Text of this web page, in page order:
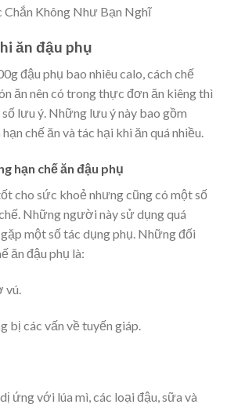
Chắn Không Như Bạn Nghĩ
ăn đậu phụ
đậu phụ bao nhiêu calo, cách chế
ăn nên có trong thực đơn ăn kiêng thì
lưu ý. Những lưu ý này bao gồm
chế ăn và tác hại khi ăn quá nhiều.
hạn chế ăn đậu phụ
cho sức khoẻ nhưng cũng có một số
Những người này sử dụng quá
một số tác dụng phụ. Những đối
ăn đậu phụ là:
vú.
bị các vấn về tuyến giáp.
ứng với lúa mì, các loại đậu, sữa và